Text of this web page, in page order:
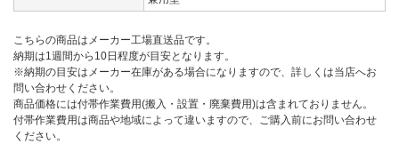
こちらの商品はメーカー工場直送品です。
納期は1週間から10日程度が目安となります。
※納期の目安はメーカー在庫がある場合になりますので、詳しくは当店へお
問い合わせください。
商品価格には付帯作業費用(搬入・設置・廃棄費用)は含まれておりません。
付帯作業費用は商品や地域によって違いますので、ご購入前にお問い合わせ
ください。